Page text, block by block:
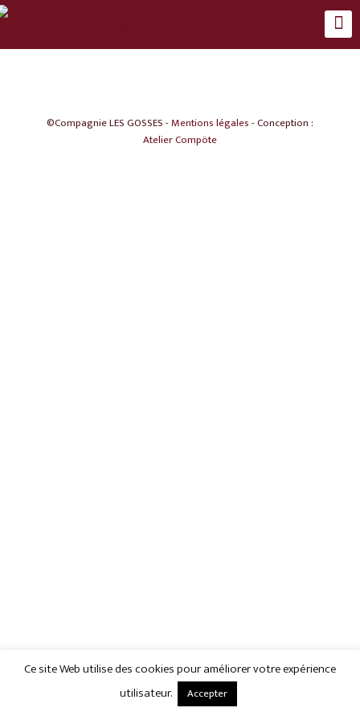
©Compagnie LES GOSSES -Mentions légales- Conception :
Atelier Compöte
Ce site Web utilise des cookies pour améliorer votre expérience
utilisateur.
Accepter